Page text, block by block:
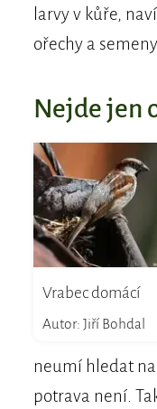
larvy v kůře,
ořechy a semeny.
Nejde jen
Vrabec domácí
Autor: Jiří Bohdal
neumí hledat
potrava není.